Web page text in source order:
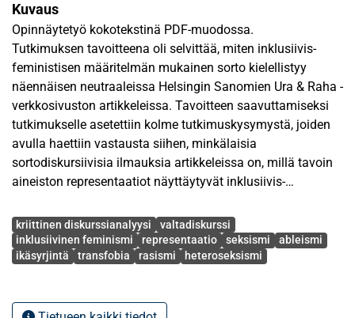
Kuvaus
Opinnäytetyö kokotekstinä PDF-muodossa.
Tutkimuksen tavoitteena oli selvittää, miten inklusiivis-
feministisen määritelmän mukainen sorto kielellistyy
näennäisen neutraaleissa Helsingin Sanomien Ura & Raha -
verkkosivuston artikkeleissa. Tavoitteen saavuttamiseksi
tutkimukselle asetettiin kolme tutkimuskysymystä, joiden
avulla haettiin vastausta siihen, minkälaisia
sortodiskursiivisia ilmauksia artikkeleissa on, millä tavoin
aineiston representaatiot näyttäytyvät inklusiivis-
valtarakenteita artikkelien sortodiskurssit luovat ja
uusintavat.
kriittistä diskurssianalyysiä, jossa analyysin vaiheet jaettiin
Avainsanat
kriittinen diskurssianalyysi
valtadiskurssi
inklusiivinen feminismi
representaatio seksismi
ableismi
ikäsyrjintä
transfobia rasismi heteroseksismi